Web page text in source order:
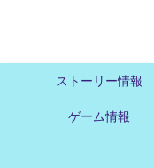
ストーリー情報
ゲーム情報